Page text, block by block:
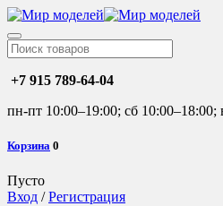
+7 915 789-64-04
пн-пт 10:00–19:00; сб 10:00–18:00;
Корзина 0
Пусто
Вход /Регистрация